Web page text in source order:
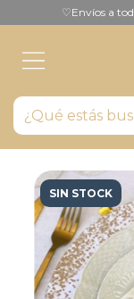
♡Envíos a
SIN STOCK